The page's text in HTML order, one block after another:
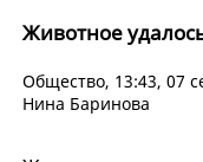
Животное
Общество, 13:43, 07
Нина Баринова